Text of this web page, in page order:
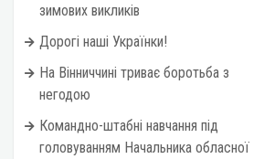
зимових викликів
Дорогі наші Українки!
На Вінниччині триває боротьба з
негодою
Командно-штабні навчання під
головуванням Начальника обласної